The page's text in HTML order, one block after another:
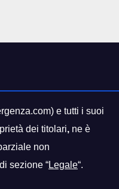
e tutti i suoi
dei titolari, ne è
non
sezione “Legale“.